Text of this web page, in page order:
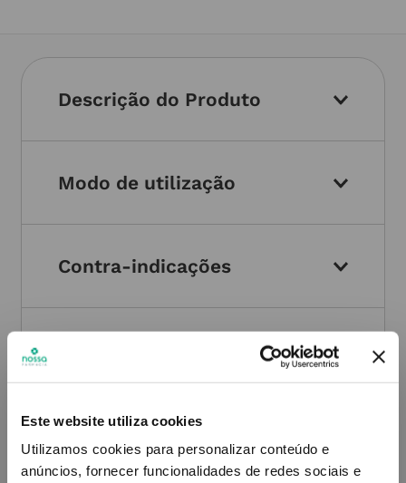
Este website utiliza cookies
Utilizamos cookies para personalizar conteúdo e
anúncios, fornecer funcionalidades de redes sociais e
Descrição do Produto
Modo de utilização
Contra-indicações
Informações técnicas
PODERÁ TAMBÉM GOSTAR